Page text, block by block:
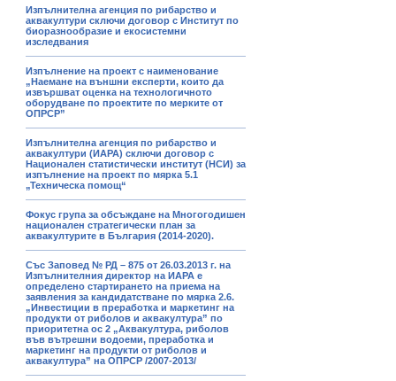
Изпълнителна агенция по рибарство и
аквакултури сключи договор с Институт по
биоразнообразие и екосистемни
изследвания
Изпълнение на проект с наименование
„Наемане на външни експерти, които да
извършват оценка на технологичното
оборудване по проектите по мерките от
ОПРСР”
Изпълнителна агенция по рибарство и
аквакултури (ИАРА) сключи договор с
Национален статистически институт (НСИ) за
изпълнение на проект по мярка 5.1
„Техническа помощ“
Фокус група за обсъждане на Многогодишен
национален стратегически план за
аквакултурите в България (2014-2020).
Със Заповед № РД – 875 от 26.03.2013 г. на
Изпълнителния директор на ИАРА е
определено стартирането на приема на
заявления за кандидатстване по мярка 2.6.
„Инвестиции в преработка и маркетинг на
продукти от риболов и аквакултура” по
приоритетна ос 2 „Аквакултура, риболов
във вътрешни водоеми, преработка и
маркетинг на продукти от риболов и
аквакултура” на ОПРСР /2007-2013/